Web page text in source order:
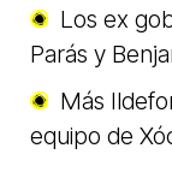
Los ex
Parás y
Más
equipo de